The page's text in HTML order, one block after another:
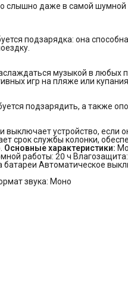
выключение
Электропитание:
слышно даже в самой
подзарядка: она
музыкой в любых
игр на пляже или
подзарядить, а также
устройство, если
срок службы колонки,
Основные характеристики:
работы: 20 ч
батареи Автоматическое
звука: Моно